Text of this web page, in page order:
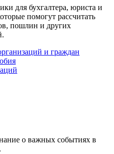
для бухгалтера, юриста и
помогут рассчитать
пошлин и других
и граждан
о важных событиях в